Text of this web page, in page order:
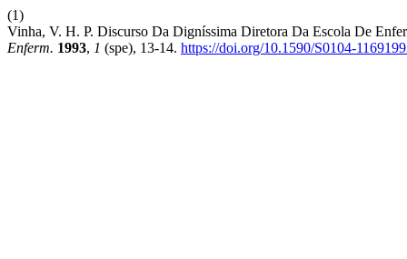
(1)
Vinha, V. H. P. Discurso Da Digníssima Diretora Da Escola De
Enferm. 1993, 1 (spe), 13-14. https://doi.org/10.1590/S0104-